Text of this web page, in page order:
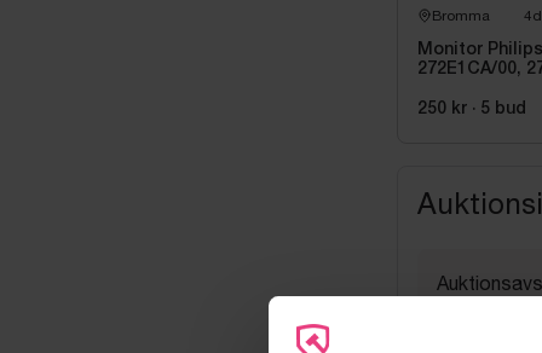
Bromma
Monitor Philips
272E1CA/00,
250 kr · 5 bud